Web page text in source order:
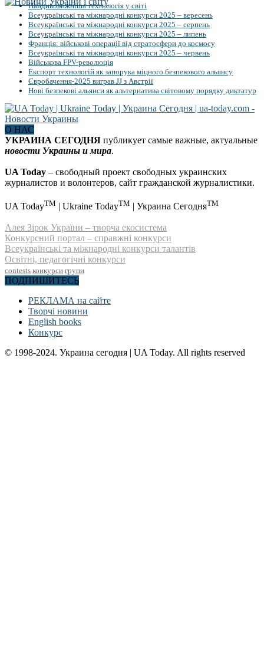
Найдивовижніша технологія у світі
Всеукраїнські та міжнародні конкурси 2025 – вересень
Всеукраїнські та міжнародні конкурси 2025 – серпень
Всеукраїнські та міжнародні конкурси 2025 – липень
Франція: військові операції від стратосфери до космосу
Всеукраїнські та міжнародні конкурси 2025 – червень
Військова FPV-революція
Експорт технологій як запорука міцного безпекового альянсу
Євробачення-2025 виграв JJ з Австрії
Нові безпекові альянси як альтернатива світовому порядку диктатур
О НАС
УКРАИНА СЕГОДНЯ публикует самые важные, актуальные
новости Украины и мира.
UA Today – свободный проект свободных украинских
журналистов и волонтеров, сайт гражданской журналистики.
UA TodayTM | Ukraine TodayTM | Украина СегодняTM
Алея Зірок України – творча екосистема
Конкурсний портал – справжні конкурси
Всеукраїнські та міжнародні конкурси талантів
Освітні, педагогічні конкурси
contests конкурси групи
ПОДПИШИТЕСЬ
РЕКЛАМА на сайте
Творчі новини
English books
Конкурс
© 1998-2024. Украина сегодня | UA Today. All rights reserved